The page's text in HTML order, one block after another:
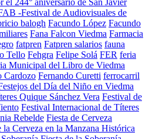
-Festival de Audiovisuales de
balogh Facundo López Facundo
Fana Falcon Viedma Farmacia
fatpren Fatpren salarios fauna
Tello Fehgra Felipe Solá FER feria
Municipal del Libro de Viedma
Cardozo Fernando Curetti ferrocarril
del Día del Niño en Viedma
Quique Sánchez Vera Festival de
Festival Internacional de Títeres
Rebelde Fiesta de Cerveza
la Cerveza en la Manzana Histórica